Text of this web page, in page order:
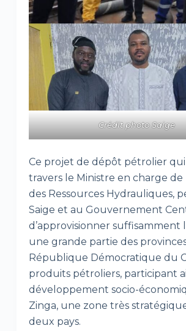
Crédit photo Saige
Ce projet de dépôt pétrolier qui
travers le Ministre en charge de
des Ressources Hydrauliques,
Saige et au Gouvernement
d’approvisionner suffisamment
une grande partie des
République Démocratique du
produits pétroliers, participant
développement socio-
Zinga, une zone très
deux pays.